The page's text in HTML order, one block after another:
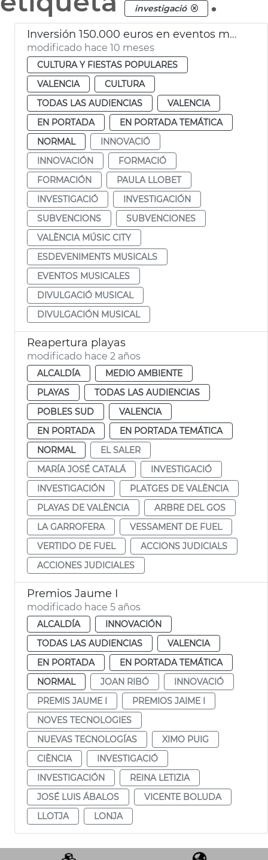
investigació
Inversión 150.000 euros en eventos musicales de València Music City
modificado hace 10 meses
CULTURA Y FIESTAS POPULARES
VALENCIA
CULTURA
TODAS LAS AUDIENCIAS
VALENCIA
EN PORTADA
EN PORTADA TEMÁTICA
NORMAL
INNOVACIÓ
INNOVACIÓN
FORMACIÓ
FORMACIÓN
PAULA LLOBET
INVESTIGACIÓ
INVESTIGACIÓN
SUBVENCIONS
SUBVENCIONES
VALÈNCIA MÚSIC CITY
ESDEVENIMENTS MUSICALS
EVENTOS MUSICALES
DIVULGACIÓ MUSICAL
DIVULGACIÓN MUSICAL
Reapertura playas
modificado hace 2 años
ALCALDÍA
MEDIO AMBIENTE
PLAYAS
TODAS LAS AUDIENCIAS
POBLES SUD
VALENCIA
EN PORTADA
EN PORTADA TEMÁTICA
NORMAL
EL SALER
MARÍA JOSÉ CATALÁ
INVESTIGACIÓ
INVESTIGACIÓN
PLATGES DE VALÈNCIA
PLAYAS DE VALÈNCIA
ARBRE DEL GOS
LA GARROFERA
VESSAMENT DE FUEL
VERTIDO DE FUEL
ACCIONS JUDICIALS
ACCIONES JUDICIALES
Premios Jaume I
modificado hace 5 años
ALCALDÍA
INNOVACIÓN
TODAS LAS AUDIENCIAS
VALENCIA
EN PORTADA
EN PORTADA TEMÁTICA
NORMAL
JOAN RIBÓ
INNOVACIÓ
PREMIS JAUME I
PREMIOS JAIME I
NOVES TECNOLOGIES
NUEVAS TECNOLOGÍAS
XIMO PUIG
CIÈNCIA
INVESTIGACIÓ
INVESTIGACIÓN
REINA LETIZIA
JOSÉ LUIS ÁBALOS
VICENTE BOLUDA
LLOTJA
LONJA